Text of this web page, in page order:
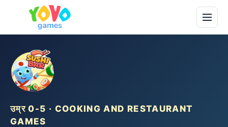
उम्र 0-5 · COOKING AND RESTAURANT
GAMES